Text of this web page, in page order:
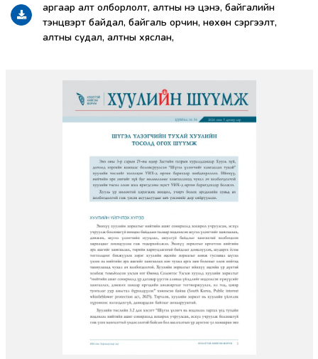
аргаар алт олборлолт, алтны үнэ цэнэ, байгалийн
тэнцвэрт байдал, байгаль орчин, нөхөн сэргээлт,
алтны судал, алтны хяслан,